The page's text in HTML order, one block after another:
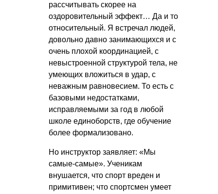
рассчитывать скорее на
оздоровительный эффект… Да и то
относительный. Я встречал людей,
довольно давно занимающихся и с
очень плохой координацией, с
невыстроенной структурой тела, не
умеющих вложиться в удар, с
неважным равновесием. То есть с
базовыми недостатками,
исправляемыми за год в любой
школе единоборств, где обучение
более формализовано.
Но инструктор заявляет: «Мы
самые-самые». Ученикам
внушается, что спорт вреден и
примитивен; что спортсмен умеет